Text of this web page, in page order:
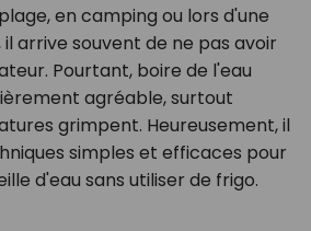
en camping ou lors d'une
arrive souvent de ne pas avoir
Pourtant, boire de l'eau
agréable, surtout
grimpent. Heureusement, il
simples et efficaces pour
d'eau sans utiliser de frigo.